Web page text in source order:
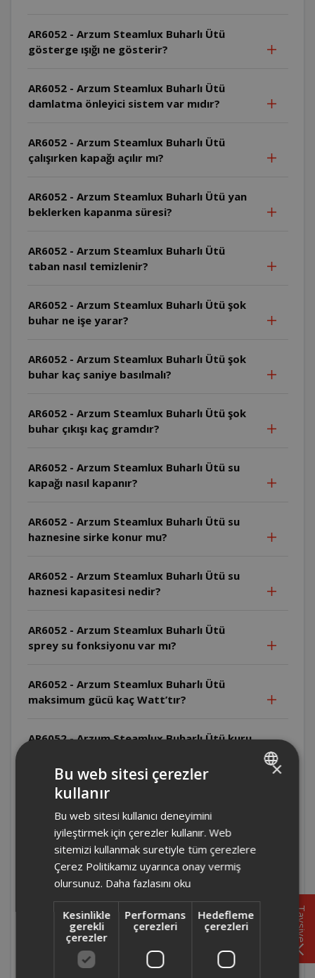
AR6052 - Arzum Steamlux Buharlı Ütü
gösterge ışığı ne gösterir?
AR6052 - Arzum Steamlux Buharlı Ütü
damlatma önleyici sistem var mıdır?
AR6052 - Arzum Steamlux Buharlı Ütü
çalışırken kapağı açılır mı?
AR6052 - Arzum Steamlux Buharlı Ütü yan
beklerken kapanma süresi?
AR6052 - Arzum Steamlux Buharlı Ütü
taban nasıl temizlenir?
AR6052 - Arzum Steamlux Buharlı Ütü şok
buhar ne işe yarar?
AR6052 - Arzum Steamlux Buharlı Ütü şok
buhar kaç saniye basılmalı?
AR6052 - Arzum Steamlux Buharlı Ütü şok
buhar çıkışı kaç gramdır?
AR6052 - Arzum Steamlux Buharlı Ütü su
kapağı nasıl kapanır?
AR6052 - Arzum Steamlux Buharlı Ütü su
haznesine sirke konur mu?
AR6052 - Arzum Steamlux Buharlı Ütü su
haznesi kapasitesi nedir?
AR6052 - Arzum Steamlux Buharlı Ütü
sprey su fonksiyonu var mı?
AR6052 - Arzum Steamlux Buharlı Ütü
maksimum gücü kaç Watt’tır?
AR6052 - Arzum Steamlux Buharlı Ütü kuru
AR6052 - Arzum Steamlux Buharlı Ütü kireç
AR6052 - Arzum Steamlux Buharlı Ütü
kendi kendini temizler mi?
AR6052 - Arzum Steamlux Buharlı Ütü ilk
kullanımdan önce ne yapılır?
AR6052 - Arzum Steamlux Buharlı Ütü ilk
kullanımda koku yapar mı?
Tavsiye
×
Bu web sitesi çerezler
kullanır
Bu web sitesi kullanıcı deneyimini
iyileştirmek için çerezler kullanır. Web
sitemizi kullanmak suretiyle tüm çerezlere
Çerez Politikamız uyarınca onay vermiş
olursunuz. Daha fazlasını oku
Kesinlikle
gerekli
çerezler
Performans
çerezleri
Hedefleme
çerezleri